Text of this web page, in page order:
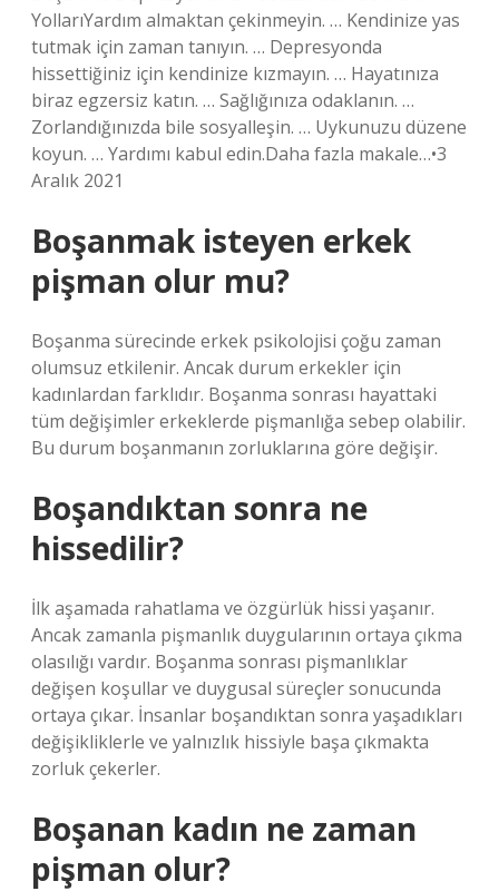
YollarıYardım almaktan çekinmeyin. … Kendinize yas
tutmak için zaman tanıyın. … Depresyonda
hissettiğiniz için kendinize kızmayın. … Hayatınıza
biraz egzersiz katın. … Sağlığınıza odaklanın. …
Zorlandığınızda bile sosyalleşin. … Uykunuzu düzene
koyun. … Yardımı kabul edin.Daha fazla makale…•3
Aralık 2021
Boşanmak isteyen erkek
pişman olur mu?
Boşanma sürecinde erkek psikolojisi çoğu zaman
olumsuz etkilenir. Ancak durum erkekler için
kadınlardan farklıdır. Boşanma sonrası hayattaki
tüm değişimler erkeklerde pişmanlığa sebep olabilir.
Bu durum boşanmanın zorluklarına göre değişir.
Boşandıktan sonra ne
hissedilir?
İlk aşamada rahatlama ve özgürlük hissi yaşanır.
Ancak zamanla pişmanlık duygularının ortaya çıkma
olasılığı vardır. Boşanma sonrası pişmanlıklar
değişen koşullar ve duygusal süreçler sonucunda
ortaya çıkar. İnsanlar boşandıktan sonra yaşadıkları
değişikliklerle ve yalnızlık hissiyle başa çıkmakta
zorluk çekerler.
Boşanan kadın ne zaman
pişman olur?